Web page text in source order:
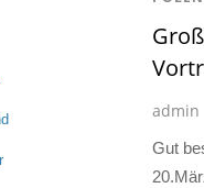
admin
Gut